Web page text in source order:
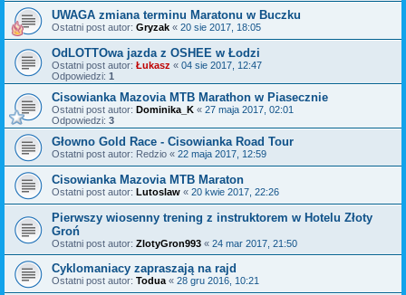
UWAGA zmiana terminu Maratonu w Buczku
Ostatni post autor: Gryzak « 20 sie 2017, 18:05
OdLOTTOwa jazda z OSHEE w Łodzi
Ostatni post autor: Łukasz « 04 sie 2017, 12:47
Odpowiedzi: 1
Cisowianka Mazovia MTB Marathon w Piasecznie
Ostatni post autor: Dominika_K « 27 maja 2017, 02:01
Odpowiedzi: 3
Głowno Gold Race - Cisowianka Road Tour
Ostatni post autor: Redzio « 22 maja 2017, 12:59
Cisowianka Mazovia MTB Maraton
Ostatni post autor: Lutoslaw « 20 kwie 2017, 22:26
Pierwszy wiosenny trening z instruktorem w Hotelu Złoty
Groń
Ostatni post autor: ZlotyGron993 « 24 mar 2017, 21:50
Cyklomaniacy zapraszają na rajd
Ostatni post autor: Todua « 28 gru 2016, 10:21